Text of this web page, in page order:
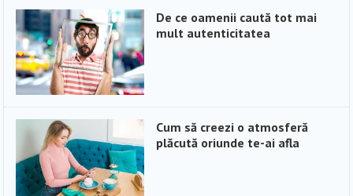
De ce oamenii caută tot mai
mult autenticitatea
Cum să creezi o atmosferă
plăcută oriunde te-ai afla